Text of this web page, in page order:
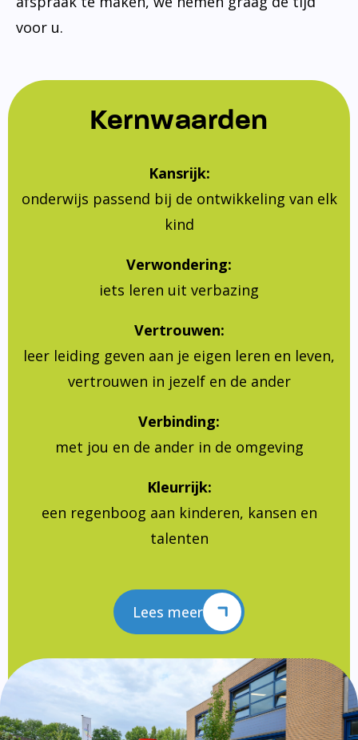
voor u.
Kernwaarden
Kansrijk:
onderwijs passend bij de ontwikkeling van elk
kind
Verwondering:
iets leren uit verbazing
Vertrouwen:
leer leiding geven aan je eigen leren en leven,
vertrouwen in jezelf en de ander
Verbinding:
met jou en de ander in de omgeving
Kleurrijk:
een regenboog aan kinderen, kansen en
talenten
Lees meer